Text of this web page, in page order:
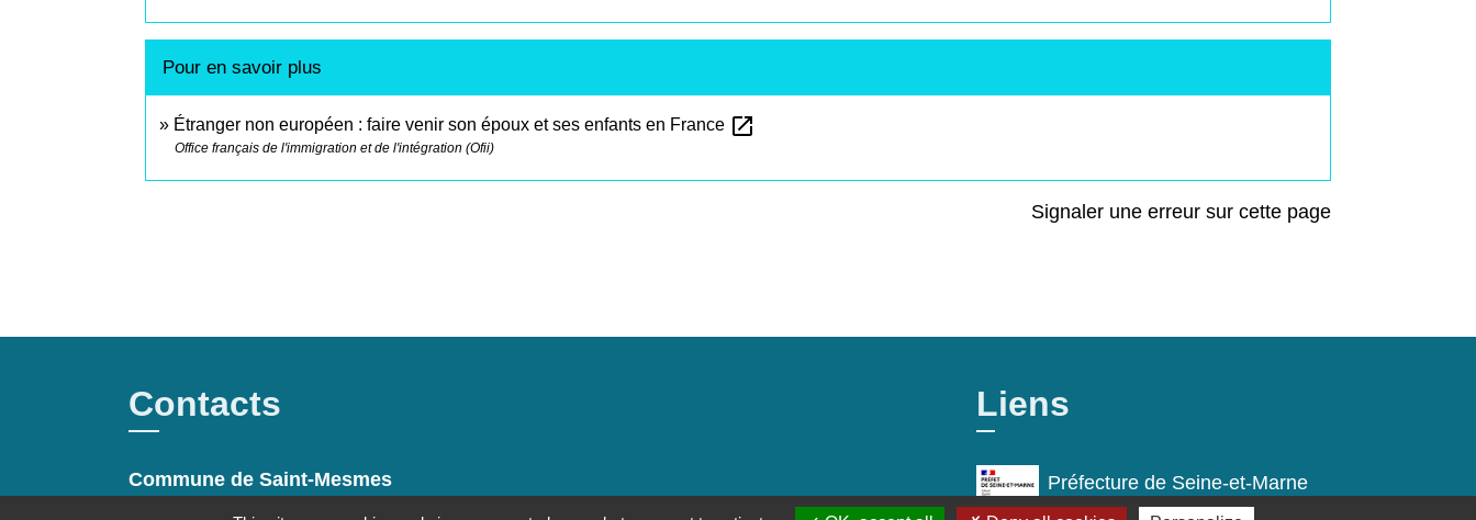
Pour en savoir plus
Étranger non européen : faire venir son époux et ses enfants en France open_in_new
Office français de l'immigration et de l'intégration (Ofii)
Signaler une erreur sur cette page
Contacts
Commune de Saint-Mesmes
Liens
Préfecture de Seine-et-Marne